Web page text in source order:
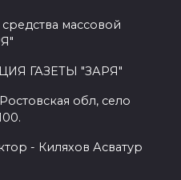
массовой
ГАЗЕТЫ "ЗАРЯ"
обл, село
- Киляхов Асватур